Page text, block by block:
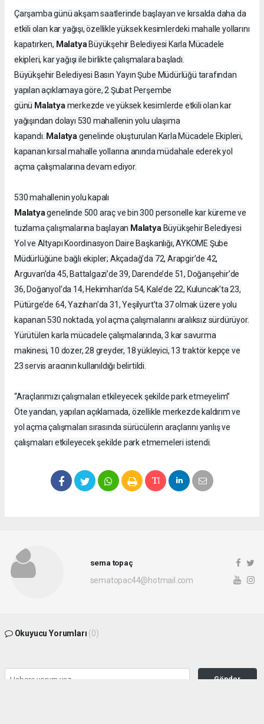
Çarşamba günü akşam saatlerinde başlayan ve kırsalda daha da
etkili olan kar yağışı, özellikle yüksek kesimlerdeki mahalle yollarını
kapatırken, Malatya Büyükşehir Belediyesi Karla Mücadele
ekipleri, kar yağışı ile birlikte çalışmalara başladı.
Büyükşehir Belediyesi Basın Yayın Şube Müdürlüğü tarafından
yapılan açıklamaya göre, 2 Şubat Perşembe
günü Malatyamerkezde ve yüksek kesimlerde etkili olan kar
yağışından dolayı 530 mahallenin yolu ulaşıma
kapandı. Malatyagenelinde oluşturulan Karla Mücadele Ekipleri,
kapanan kırsal mahalle yollarına anında müdahale ederek yol
açma çalışmalarına devam ediyor.
530 mahallenin yolu kapalı
Malatyagenelinde 500 araç ve bin 300 personelle kar küreme ve
tuzlama çalışmalarına başlayan MalatyaBüyükşehir Belediyesi
Yol ve Altyapı Koordinasyon Daire Başkanlığı, AYKOME Şube
Müdürlüğüne bağlı ekipler; Akçadağ’da 72, Arapgir’de 42,
Arguvan’da 45, Battalgazi’de 39, Darende’de 51, Doğanşehir’de
36, Doğanyol’da 14, Hekimhan’da 54, Kale’de 22, Kuluncak’ta 23,
Pütürge’de 64, Yazıhan’da 31, Yeşilyurt’ta 37 olmak üzere yolu
kapanan 530 noktada, yol açma çalışmalarını aralıksız sürdürüyor.
Yürütülen karla mücadele çalışmalarında, 3 kar savurma
makinesi, 10 dozer, 28 greyder, 18 yükleyici, 13 traktör kepçe ve
23 servis aracının kullanıldığı belirtildi.
“Araçlarımızı çalışmaları etkileyecek şekilde park etmeyelim”
Öte yandan, yapılan açıklamada, özellikle merkezde kaldırım ve
yol açma çalışmaları sırasında sürücülerin araçlarını yanlış ve
çalışmaları etkileyecek şekilde park etmemeleri istendi.
sema topaç
sematopac44@hotmail.com
Okuyucu Yorumları (0)
Gönder